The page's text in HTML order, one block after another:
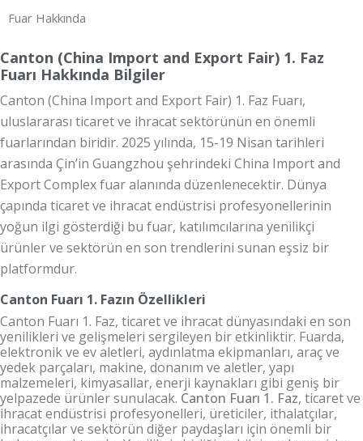
Fuar Hakkında
Canton (China Import and Export Fair) 1. Faz
Fuarı Hakkında Bilgiler
Canton (China Import and Export Fair) 1. Faz Fuarı,
uluslararası ticaret ve ihracat sektörünün en önemli
fuarlarından biridir. 2025 yılında, 15-19 Nisan tarihleri
arasında Çin’in Guangzhou şehrindeki China Import and
Export Complex fuar alanında düzenlenecektir. Dünya
çapında ticaret ve ihracat endüstrisi profesyonellerinin
yoğun ilgi gösterdiği bu fuar, katılımcılarına yenilikçi
ürünler ve sektörün en son trendlerini sunan eşsiz bir
platformdur.
Canton Fuarı 1. Fazın Özellikleri
Canton Fuarı 1. Faz, ticaret ve ihracat dünyasındaki en son
yenilikleri ve gelişmeleri sergileyen bir etkinliktir. Fuarda,
elektronik ve ev aletleri, aydınlatma ekipmanları, araç ve
yedek parçaları, makine, donanım ve aletler, yapı
malzemeleri, kimyasallar, enerji kaynakları gibi geniş bir
yelpazede ürünler sunulacak. Canton Fuarı 1. Faz, ticaret ve
ihracat endüstrisi profesyonelleri, üreticiler, ithalatçılar,
ihracatçılar ve sektörün diğer paydaşları için önemli bir